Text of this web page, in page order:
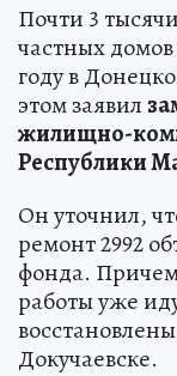
Почти 3
частных
году в
этом заявил
жилищно-
Республики
Он уточнил,
ремонт 2992
фонда.
работы уже
Докучаевске.